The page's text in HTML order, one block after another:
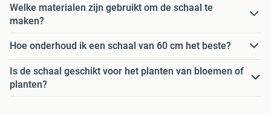
Welke materialen zijn gebruikt om de schaal te
maken?
Hoe onderhoud ik een schaal van 60 cm het beste?
Is de schaal geschikt voor het planten van bloemen of
planten?